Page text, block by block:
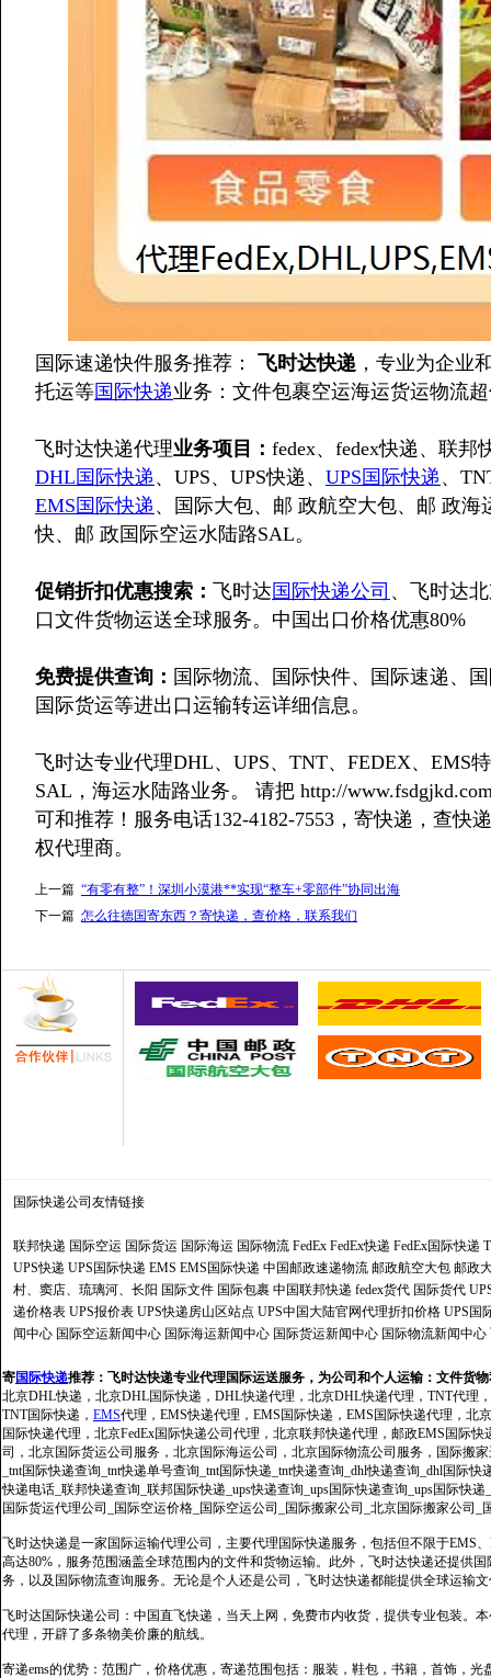
国际速递快件服务推荐： 飞时达快递 ，专业为企业
托运等国际快递业务：文件包裹空运海运货运物流
飞时达快递代理业务项目： fedex、fedex快递、联邦
DHL国际快递 、UPS、UPS快递、 UPS国际快递 、
EMS国际快递 、国际大包、邮 政航空大包、邮 政
快、邮 政国际空运水陆路SAL。
促销折扣优惠搜索： 飞时达 国际快递公司 、飞时达
口文件货物运送全球服务。中国出口价格优惠80%
免费提供查询： 国际物流、国际快件、国际速递、
国际货运等进出口运输转运详细信息。
飞时达专业代理DHL、UPS、TNT、FEDEX、EMS
SAL，海运水陆路业务。 请把 http://
可和推荐！服务电话132-4182-7553，寄快递，查
权代理商。
上一篇 “有零有整”！深圳小漠港**实现“整车+零部件”协同出海
下一篇 怎么往德国寄东西？寄快递，查价格，联系我们
国际快递公司 友情链接
联邦快递 国际空运 国际货运 国际海运 国际物流 FedEx FedEx快递 FedEx国际快递
UPS快递 UPS国际快递 EMS EMS国际快递 中国邮政速递物流 邮政航空大包 邮政
村、窦店、琉璃河、长阳 国际文件 国际包裹 中国联邦快递 fedex货代 国际货代
递价格表 UPS报价表 UPS快递房山区站点 UPS中国大陆官网代理折扣价格 UPS国
闻中心 国际空运新闻中心 国际海运新闻中心 国际货运新闻中心 国际物流新闻中心
寄国际快递推荐： 飞时达快递专业代理国际运送服务，为公司和个人运输：文件货
北京DHL快递，北京DHL国际快递，DHL快递代理，北京DHL快递代理，TNT代理
TNT国际快递， EMS代理，EMS快递代理，EMS国际快递，EMS国际快递代理，北
国际快递代理，北京FedEx国际快递公司代理，北京联邦快递代理，邮政EMS国际
司，北京国际货运公司服务，北京国际海运公司，北京国际物流公司服务，国际搬
_tnt国际快递查询_tnt快递单号查询_tnt国际快递_tnt快递查询_dhl快递查询_dhl国际
快递电话_联邦快递查询_联邦国际快递_ups快递查询_ups国际快递查询_ups国际快
国际货运代理公司_国际空运价格_国际空运公司_国际搬家公司_北京国际搬家公司_
飞时达快递是一家国际运输代理公司，主要代理国际快递服务，包括但不限于EMS
高达80%，服务范围涵盖全球范围内的文件和货物运输。此外，飞时达快递还提供
务，以及国际物流查询服务。无论是个人还是公司，飞时达快递都能提供全球运输
飞时达国际快递公司：中国直飞快递，当天上网，免费市内收货，提供专业包装。
代理，开辟了多条物美价廉的航线。
寄递ems的优势：范围广，价格优惠，寄递范围包括：服装，鞋包，书籍，首饰，